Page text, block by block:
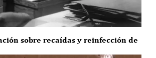
sobre recaídas y reinfección de